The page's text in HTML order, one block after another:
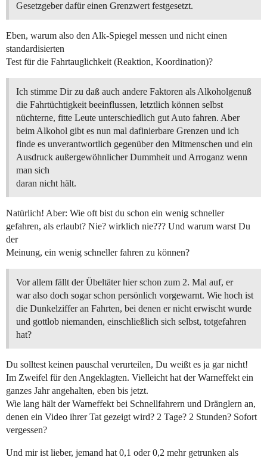
Gesetzgeber dafür einen Grenzwert festgesetzt.
Eben, warum also den Alk-Spiegel messen und nicht einen
standardisierten
Test für die Fahrtauglichkeit (Reaktion, Koordination)?
Ich stimme Dir zu daß auch andere Faktoren als Alkoholgenuß
die Fahrtüchtigkeit beeinflussen, letztlich können selbst
nüchterne, fitte Leute unterschiedlich gut Auto fahren. Aber
beim Alkohol gibt es nun mal dafinierbare Grenzen und ich
finde es unverantwortlich gegenüber den Mitmenschen und ein
Ausdruck außergewöhnlicher Dummheit und Arroganz wenn
man sich
daran nicht hält.
Natürlich! Aber: Wie oft bist du schon ein wenig schneller
gefahren, als erlaubt? Nie? wirklich nie??? Und warum warst Du
der
Meinung, ein wenig schneller fahren zu können?
Vor allem fällt der Übeltäter hier schon zum 2. Mal auf, er
war also doch sogar schon persönlich vorgewarnt. Wie hoch ist
die Dunkelziffer an Fahrten, bei denen er nicht erwischt wurde
und gottlob niemanden, einschließlich sich selbst, totgefahren
hat?
Du solltest keinen pauschal verurteilen, Du weißt es ja gar nicht!
Im Zweifel für den Angeklagten. Vielleicht hat der Warneffekt ein
ganzes Jahr angehalten, eben bis jetzt.
Wie lang hält der Warneffekt bei Schnellfahrern und Dränglern an,
denen ein Video ihrer Tat gezeigt wird? 2 Tage? 2 Stunden? Sofort
vergessen?
Und mir ist lieber, jemand hat 0,1 oder 0,2 mehr getrunken als